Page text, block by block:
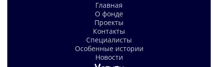
Главная
О фонде
Проекты
Контакты
Специалисты
Особенные истории
Новости